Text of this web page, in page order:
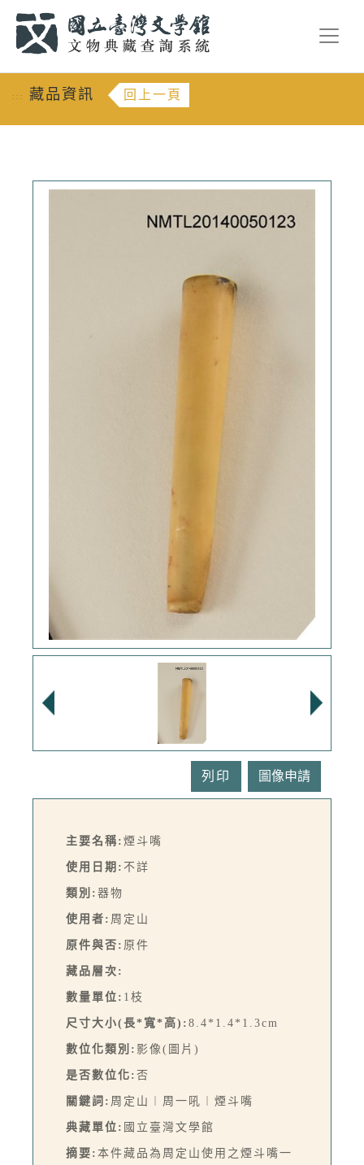
::: 藏品資訊 回上一頁
列印
主要名稱: 煙斗嘴
使用日期: 不詳
類別: 器物
使用者: 周定山
原件與否: 原件
藏品層次:
數量單位: 1枝
尺寸大小(長*寬*高): 8.4*1.4*1.3cm
數位化類別: 影像(圖片)
是否數位化: 否
關鍵詞: 周定山︱周一吼︱煙斗嘴
典藏單位: 國立臺灣文學館
摘要: 本件藏品為周定山使用之煙斗嘴一